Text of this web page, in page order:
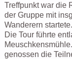
Treffpunkt war die
der Gruppe mit
Wanderern startete.
Die Tour führte
genossen die